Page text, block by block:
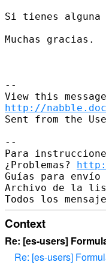
Si tienes
Muchas gracias.
--
http://
Sent from the
--
Para
¿Problemas?
Guías para envío
Archivo de la
Context
Re: [es-users]
Re: [es-users]